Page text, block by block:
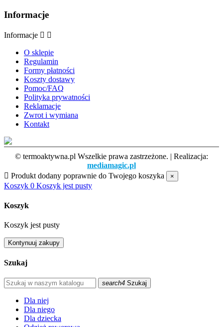
Informacje
Informacje  
O sklepie
Regulamin
Formy płatności
Koszty dostawy
Pomoc/FAQ
Polityka prywatności
Reklamacje
Zwrot i wymiana
Kontakt
© termoaktywna.pl Wszelkie prawa zastrzeżone. | Realizacja:
mediamagic.pl
 Produkt dodany poprawnie do Twojego koszyka ×
Koszyk 0 Koszyk jest pusty
Koszyk
Koszyk jest pusty
Kontynuuj zakupy
Szukaj
search4 Szukaj
Dla niej
Dla niego
Dla dziecka